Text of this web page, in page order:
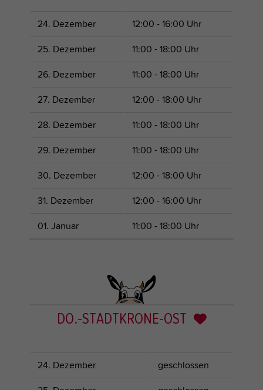
24. Dezember 12:00 - 16:00 Uhr
25. Dezember 11:00 - 18:00 Uhr
26. Dezember 11:00 - 18:00 Uhr
27. Dezember 12:00 - 18:00 Uhr
28. Dezember 11:00 - 18:00 Uhr
29. Dezember 11:00 - 18:00 Uhr
30. Dezember 12:00 - 18:00 Uhr
31. Dezember 12:00 - 16:00 Uhr
01. Januar 11:00 - 18:00 Uhr
DO.-STADTKRONE-OST
24. Dezember geschlossen